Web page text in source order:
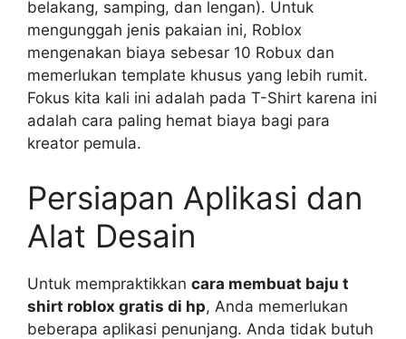
belakang, samping, dan lengan). Untuk
mengunggah jenis pakaian ini, Roblox
mengenakan biaya sebesar 10 Robux dan
memerlukan template khusus yang lebih rumit.
Fokus kita kali ini adalah pada T-Shirt karena ini
adalah cara paling hemat biaya bagi para
kreator pemula.
Persiapan Aplikasi dan
Alat Desain
Untuk mempraktikkan cara membuat baju t
shirt roblox gratis di hp, Anda memerlukan
beberapa aplikasi penunjang. Anda tidak butuh